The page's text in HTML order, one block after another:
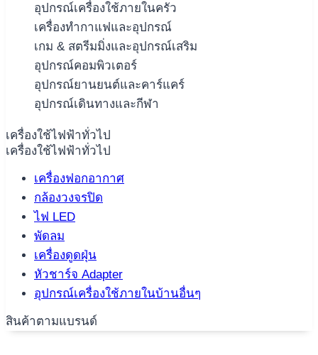
อุปกรณ์เครื่องใช้ภายในครัว
เครื่องทำกาแฟและอุปกรณ์
เกม & สตรีมมิ่งและอุปกรณ์เสริม
อุปกรณ์คอมพิวเตอร์
อุปกรณ์ยานยนต์และคาร์แคร์
อุปกรณ์เดินทางและกีฬา
เครื่องใช้ไฟฟ้าทั่วไป
เครื่องใช้ไฟฟ้าทั่วไป
เครื่องฟอกอากาศ
กล้องวงจรปิด
ไฟ LED
พัดลม
เครื่องดูดฝุ่น
หัวชาร์จ Adapter
อุปกรณ์เครื่องใช้ภายในบ้านอื่นๆ
สินค้าตามแบรนด์